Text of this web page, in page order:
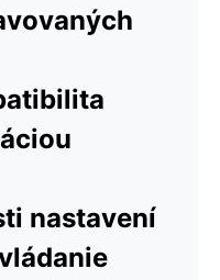
nastavení